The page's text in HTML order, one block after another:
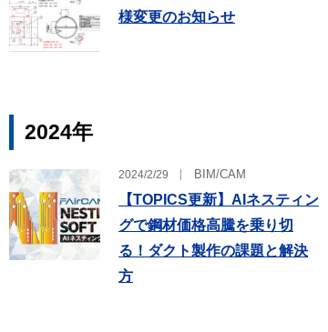
様変更のお知らせ
2024年
2024/2/29 BIM/CAM
【TOPICS更新】AIネスティン
グで鋼材価格高騰を乗り切
る！ダクト製作の課題と解決
方